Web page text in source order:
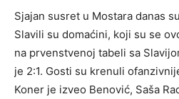
Sjajan susret u Mostara danas
Slavili su domaćini, koji su se
na prvenstvenoj tabeli sa
je 2:1. Gosti su krenuli
Koner je izveo Benović, Saša